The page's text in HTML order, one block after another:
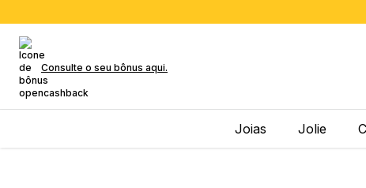
Consulte o seu bônus aqui.
Joias Jolie